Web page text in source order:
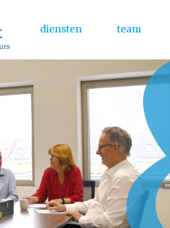
Main Menu
diensten team